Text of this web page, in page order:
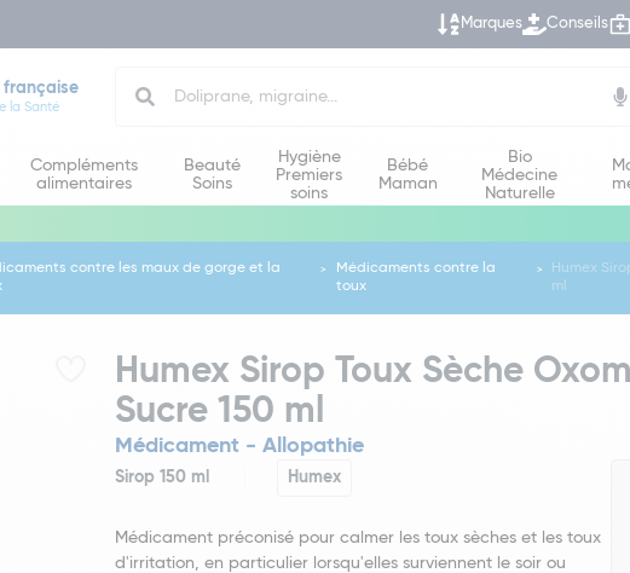
Marques Conseils
française
la Santé
Compléments
alimentaires
Beauté
Soins
Hygiène
Premiers
soins
Bébé
Maman
Bio
Médecine
Naturelle
contre les maux de gorge et la
Médicaments contre la
toux
Humex
ml
Humex Sirop Toux Sèche
Sucre 150 ml
Médicament - Allopathie
Sirop 150 ml Humex
Médicament préconisé pour calmer les toux sèches et les toux
d'irritation, en particulier lorsqu'elles surviennent le soir ou